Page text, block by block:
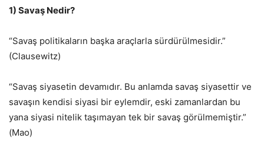
1) Savaş Nedir?
“Savaş politikaların başka araçlarla sürdürülmesidir.”
(Clausewitz)
“Savaş siyasetin devamıdır. Bu anlamda savaş siyasettir ve
savaşın kendisi siyasi bir eylemdir, eski zamanlardan bu
yana siyasi nitelik taşımayan tek bir savaş görülmemiştir.”
(Mao)